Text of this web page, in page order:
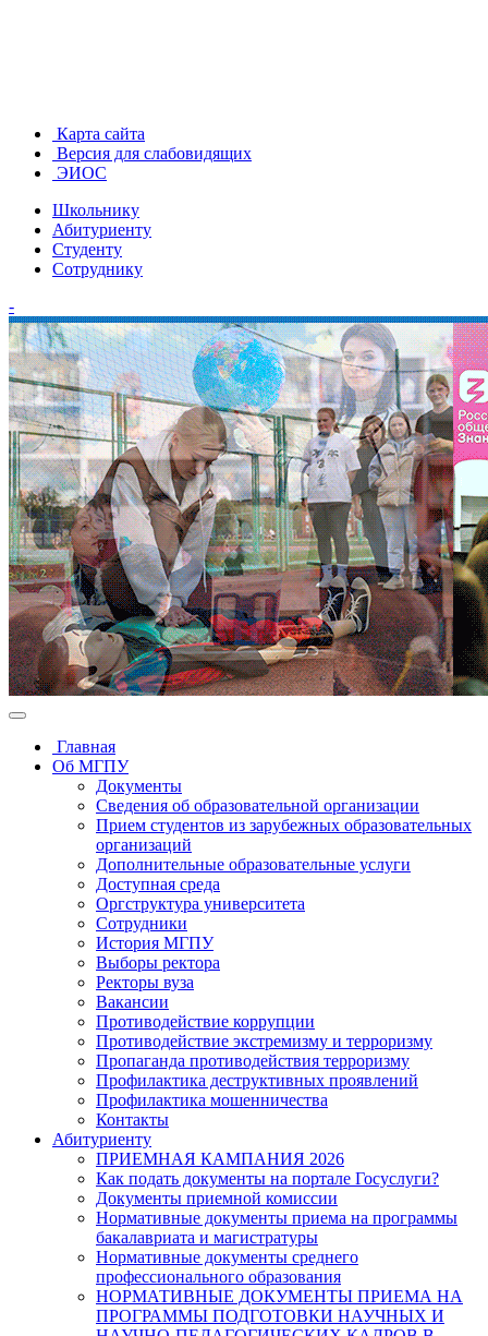
Карта сайта
Версия для слабовидящих
ЭИОС
Школьнику
Абитуриенту
Студенту
Сотруднику
-
Главная
Об МГПУ
Документы
Сведения об образовательной организации
Прием студентов из зарубежных образовательных
организаций
Дополнительные образовательные услуги
Доступная среда
Оргструктура университета
Сотрудники
История МГПУ
Выборы ректора
Ректоры вуза
Вакансии
Противодействие коррупции
Противодействие экстремизму и терроризму
Пропаганда противодействия терроризму
Профилактика деструктивных проявлений
Профилактика мошенничества
Контакты
Абитуриенту
ПРИЕМНАЯ КАМПАНИЯ 2026
Как подать документы на портале Госуслуги?
Документы приемной комиссии
Нормативные документы приема на программы
бакалавриата и магистратуры
Нормативные документы среднего
профессионального образования
НОРМАТИВНЫЕ ДОКУМЕНТЫ ПРИЕМА НА
ПРОГРАММЫ ПОДГОТОВКИ НАУЧНЫХ И